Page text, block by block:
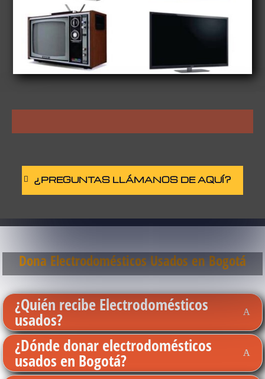
¿PREGUNTAS LLÁMANOS DE AQUÍ?
Dona Electrodomésticos Usados en Bogotá
¿Quién recibe Electrodomésticos
usados?
¿Dónde donar electrodomésticos
usados en Bogotá?